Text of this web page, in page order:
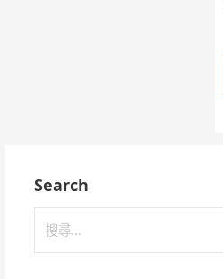
Search